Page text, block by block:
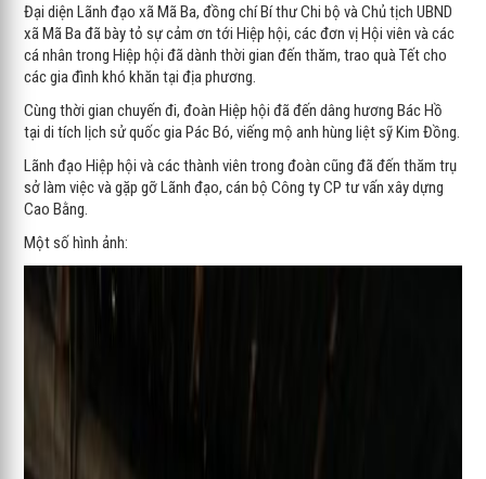
Đại diện Lãnh đạo xã Mã Ba, đồng chí Bí thư Chi bộ và Chủ tịch UBND
xã Mã Ba đã bày tỏ sự cảm ơn tới Hiệp hội, các đơn vị Hội viên và các
cá nhân trong Hiệp hội đã dành thời gian đến thăm, trao quà Tết cho
các gia đình khó khăn tại địa phương.
Cùng thời gian chuyến đi, đoàn Hiệp hội đã đến dâng hương Bác Hồ
tại di tích lịch sử quốc gia Pác Bó, viếng mộ anh hùng liệt sỹ Kim Đồng.
Lãnh đạo Hiệp hội và các thành viên trong đoàn cũng đã đến thăm trụ
sở làm việc và gặp gỡ Lãnh đạo, cán bộ Công ty CP tư vấn xây dựng
Cao Bằng.
Một số hình ảnh: